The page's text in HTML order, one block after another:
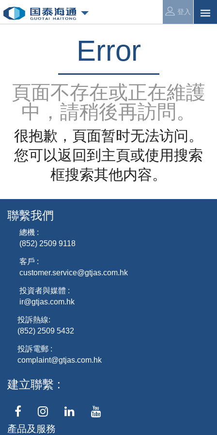
登入
Error
頁面不存在或正在維護
中，請稍後再訪問。
很抱歉，頁面暂时无法访问。
您可以返回到主頁或使用搜索
框搜索其他内容。
聯繫我們
總機 :
(852) 2509 9118
客戶 :
customer.service@gtjas.com.hk
投資者與媒體 :
ir@gtjas.com.hk
投訴熱線:
(852) 2509 5432
投訴電郵 :
complaint@gtjas.com.hk
建立聯繫
產品及服務